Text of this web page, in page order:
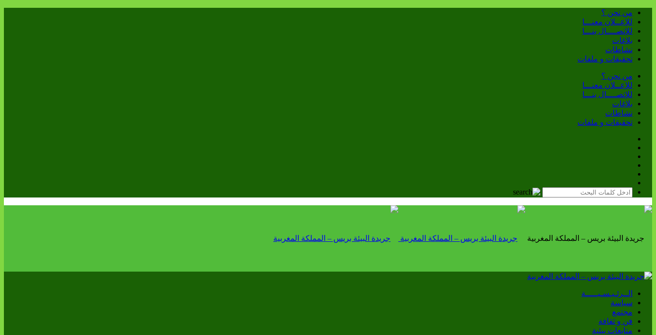
من نحن ؟
للإعــلان معنـــا
للإتصــــال بنـــا
بلاغات
نشاطات
تحقيقات و ملفات
من نحن ؟
للإعــلان معنـــا
للإتصــــال بنـــا
بلاغات
نشاطات
تحقيقات و ملفات
الــرئـيـسـيـــــة
سياسة
مجتمع
فن و ثقافة
متابعات بيئية